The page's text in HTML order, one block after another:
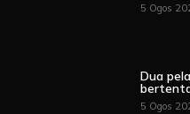
5 Ogos
Dua
5 Ogos